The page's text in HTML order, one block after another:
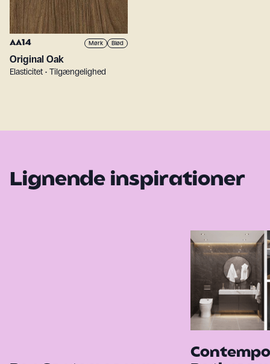
AA14 Mørk Blød
Original Oak
Elasticitet • Tilgængelighed
Lignende inspirationer